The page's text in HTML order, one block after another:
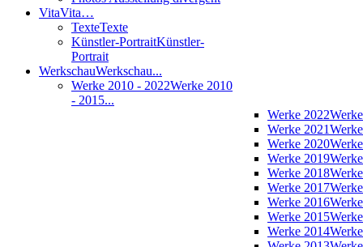
VitaVita…
TexteTexte
Künstler-PortraitKünstler-
Portrait
WerkschauWerkschau...
Werke 2010 - 2022Werke 2010
- 2015...
Werke 2022
Werke 2021
Werke 2020
Werke 2019
Werke 2018
Werke 2017
Werke 2016
Werke 2015
Werke 2014